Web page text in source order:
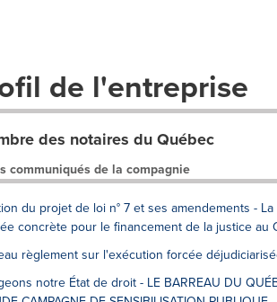
de l'entreprise
des notaires du Québec
communiqués de la compagnie
du projet de loi n° 7 et ses amendements -
concrète pour le financement de la justice au
règlement sur l'exécution forcée
notre État de droit - LE BARREAU DU